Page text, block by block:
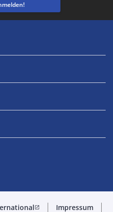
open_in_new Impressum